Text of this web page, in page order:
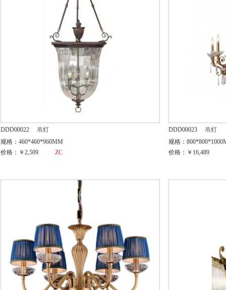
DDD00022
吊灯
规格：460*460*960MM
价格：￥2,509
ZC
DDD00023
吊灯
规格：
价格：￥16,489